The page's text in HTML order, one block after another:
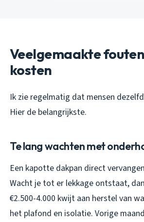
Veelgemaakte
kosten
Ik zie regelmatig dat mensen
Hier de belangrijkste.
Te lang wachten met
Een kapotte dakpan direct
Wacht je tot er lekkage ontstaat,
€2.500-4.000 kwijt aan herstel van
het plafond en isolatie. Vorige